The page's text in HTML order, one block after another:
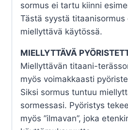
sormus ei tartu kiinni
Tästä syystä titaanisormus
miellyttävä käytössä.
MIELLYTTÄVÄ
Miellyttävän titaani-
myös voimakkaasti
Siksi sormus tuntuu
sormessasi. Pyöristys
myös ”ilmavan”, joka